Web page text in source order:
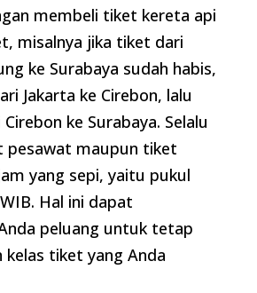
membeli tiket kereta api
misalnya jika tiket dari
ke Surabaya sudah habis,
Jakarta ke Cirebon, lalu
ke Surabaya. Selalu
pesawat maupun tiket
yang sepi, yaitu pukul
Hal ini dapat
peluang untuk tetap
kelas tiket yang Anda